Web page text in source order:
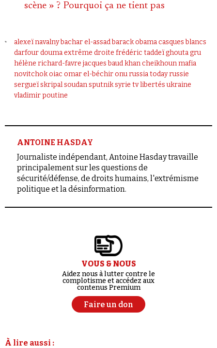
scène » ? Pourquoi ça ne tient pas
alexeï navalnybachar el-assadbarack obamacasques blancs
darfourdoumaextrême droite frédéric taddeïghoutagru
hélène richard-favre jacques baudkhan cheikhounmafia
novitchokoiac omar el-béchironurussia todayrussie
sergueï skripalsoudansputniksyrie tv libertés ukraine
vladimir poutine
ANTOINE HASDAY
Journaliste indépendant, Antoine Hasday travaille
principalement sur les questions de
sécurité/défense, de droits humains, l'extrémisme
politique et la désinformation.
VOUS & NOUS
Aidez nous à lutter contre le
complotisme et accédez aux
contenus Premium
Faire un don
À lire aussi :